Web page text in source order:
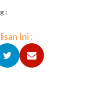
:
Ini :